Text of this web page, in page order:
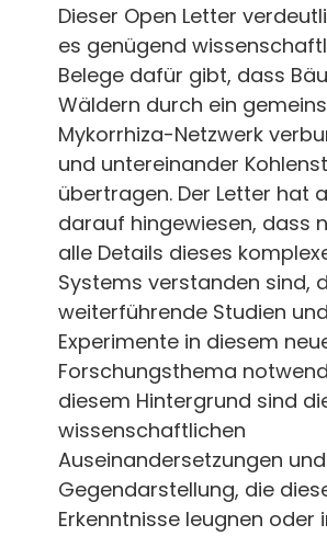
Dieser Open Letter
es genügend
Belege dafür gibt, dass
Wäldern durch ein
Mykorrhiza-Netzwerk
und untereinander
übertragen. Der Letter hat
darauf hingewiesen, dass
alle Details dieses
Systems verstanden sind,
weiterführende Studien und
Experimente in diesem
Forschungsthema
diesem Hintergrund sind
wissenschaftlichen
Auseinandersetzungen und
Gegendarstellung, die
Erkenntnisse leugnen oder